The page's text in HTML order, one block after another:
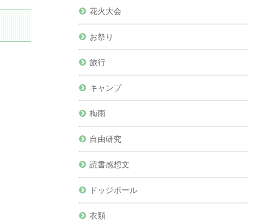
花火大会
お祭り
旅行
キャンプ
梅雨
自由研究
読書感想文
ドッジボール
衣類